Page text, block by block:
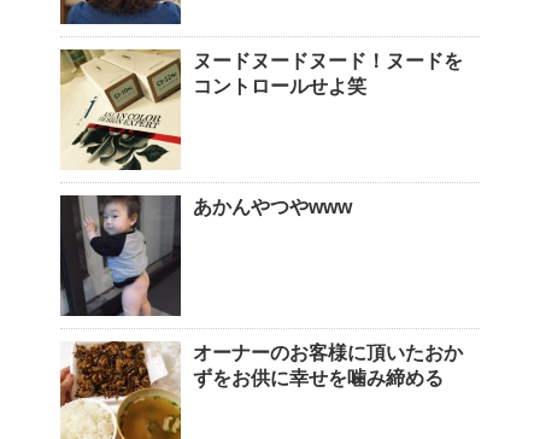
ヌードヌードヌード！ヌードを
コントロールせよ笑
あかんやつやwww
オーナーのお客様に頂いたおか
ずをお供に幸せを噛み締める